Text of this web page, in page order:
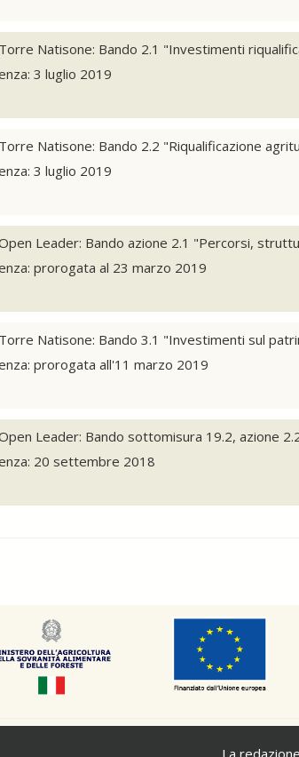
Torre Natisone: Bando 2.1 "Investimenti
3 luglio 2019
Torre Natisone: Bando 2.2 "Riqualificazione
3 luglio 2019
Leader: Bando azione 2.1 "Percorsi,
prorogata al 23 marzo 2019
Torre Natisone: Bando 3.1 "Investimenti sul
prorogata all'11 marzo 2019
Leader: Bando sottomisura 19.2, azione
20 settembre 2018
La redazione